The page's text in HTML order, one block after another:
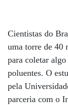
Cientistas do
uma torre de 40
para coletar
poluentes. O
pela
parceria com o